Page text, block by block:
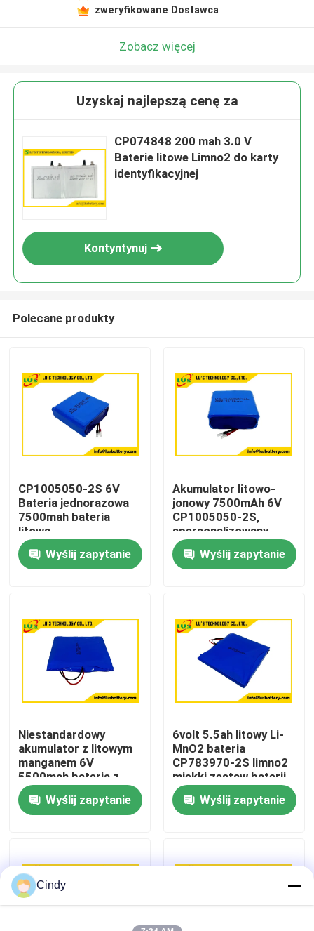
Dom
Produkty
Wycieczka po fabryce
Kontrola jakości
Skontaktuj się z nami
Aktualności
Akumulator litowo-tionylo-chlorowy
Bateria litowo-manganowo-dwutlenkowa
zweryfikowane Dostawca
Zobacz więcej
Uzyskaj najlepszą cenę za
CP074848 200 mah 3.0 V
Baterie litowe Limno2 do karty
identyfikacyjnej
Kontyntynuj
Polecane produkty
CP1005050-2S 6V
Bateria jednorazowa
7500mah bateria
litowa
Wyślij zapytanie
Akumulator litowo-
jonowy 7500mAh 6V
CP1005050-2S,
spersonalizowany
pakiet baterii litowych
Wyślij zapytanie
Niestandardowy
akumulator z litowym
manganem 6V
5500mah bateria z
cienkimi ogniwami
baterii CP783970-2S
Wyślij zapytanie
6volt 5.5ah litowy Li-
MnO2 bateria
CP783970-2S limno2
miękki zestaw baterii
OEM fabryki
Wyślij zapytanie
Cindy